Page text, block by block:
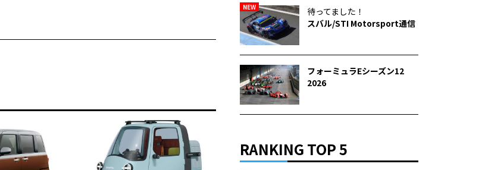
NEW
待ってました！
スバル/STI Motorsport通信
フォーミュラEシーズン12
2026
RANKING TOP 5